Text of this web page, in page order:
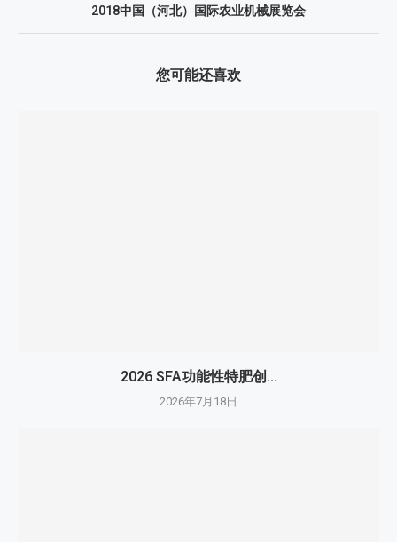
2018中国（河北）国际农业机械展览会
您可能还喜欢
2026 SFA功能性特肥创...
2026年7月18日